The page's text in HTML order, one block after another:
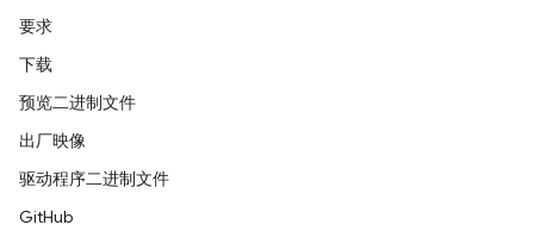
要求
下载
预览二进制文件
出厂映像
驱动程序二进制文件
GitHub